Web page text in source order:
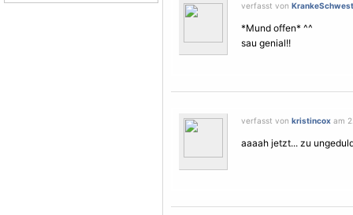
verfasst von
*Mund offen* ^^
sau genial!!
verfasst von kristincox am
aaaah jetzt... zu